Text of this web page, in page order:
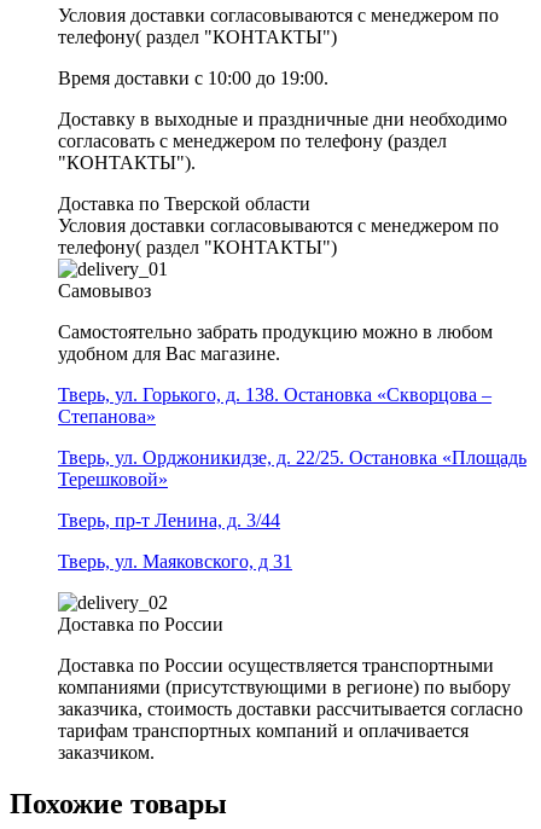
Условия доставки согласовываются с менеджером по
телефону( раздел "КОНТАКТЫ")
Время доставки с 10:00 до 19:00.
Доставку в выходные и праздничные дни необходимо
согласовать с менеджером по телефону (раздел
"КОНТАКТЫ").
Доставка по Тверской области
Условия доставки согласовываются с менеджером по
телефону( раздел "КОНТАКТЫ")
Самовывоз
Самостоятельно забрать продукцию можно в любом
удобном для Вас магазине.
Тверь, ул. Горького, д. 138. Остановка «Скворцова –
Степанова»
Тверь, ул. Орджоникидзе, д. 22/25. Остановка «Площадь
Терешковой»
Тверь, пр-т Ленина, д. 3/44
Тверь, ул. Маяковского, д 31
Доставка по России
Доставка по России осуществляется транспортными
компаниями (присутствующими в регионе) по выбору
заказчика, стоимость доставки рассчитывается согласно
тарифам транспортных компаний и оплачивается
заказчиком.
Похожие товары